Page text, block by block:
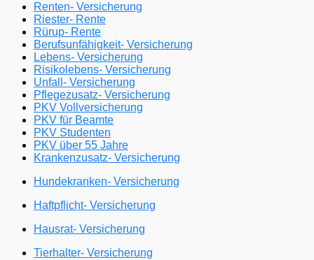
Renten- Versicherung
Riester- Rente
Rürup- Rente
Berufsunfähigkeit- Versicherung
Lebens- Versicherung
Risikolebens- Versicherung
Unfall- Versicherung
Pflegezusatz- Versicherung
PKV Vollversicherung
PKV für Beamte
PKV Studenten
PKV über 55 Jahre
Krankenzusatz- Versicherung
Hundekranken- Versicherung
Haftpflicht- Versicherung
Hausrat- Versicherung
Tierhalter- Versicherung